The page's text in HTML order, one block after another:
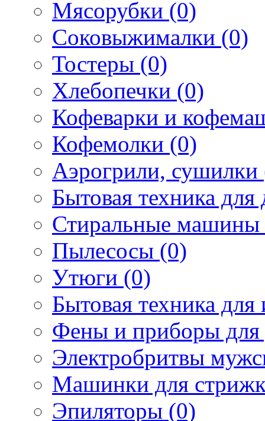
Мясорубки (0)
Соковыжималки (0)
Тостеры (0)
Хлебопечки (0)
Кофеварки и
Кофемолки (0)
Аэрогрили, сушилки
Бытовая техника
Стиральные машины
Пылесосы (0)
Утюги (0)
Бытовая техника
Фены и приборы для
Электробритвы
Машинки для
Эпиляторы (0)